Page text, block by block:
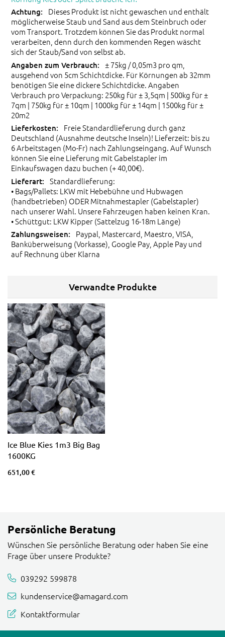
Dieses Produkt ist nicht gewaschen und enthält
möglicherweise Staub und Sand aus dem Steinbruch oder
vom Transport. Trotzdem können Sie das Produkt normal
verarbeiten, denn durch den kommenden Regen wäscht
sich der Staub/Sand von selbst ab.
± 75kg / 0,05m3 pro qm,
ausgehend von 5cm Schichtdicke. Für Körnungen ab 32mm
benötigen Sie eine dickere Schichtdicke. Angaben
Verbrauch pro Verpackung: 250kg für ± 3,5qm | 500kg für ±
7qm | 750kg für ± 10qm | 1000kg für ± 14qm | 1500kg für ±
20m2
Freie Standardlieferung durch ganz
Deutschland (Ausnahme deutsche Inseln)! Lieferzeit: bis zu
6 Arbeitstagen (Mo-Fr) nach Zahlungseingang. Auf Wunsch
können Sie eine Lieferung mit Gabelstapler im
Einkaufswagen dazu buchen (+ 40,00€).
Standardlieferung:
• Bags/Pallets: LKW mit Hebebühne und Hubwagen
(handbetrieben) ODER Mitnahmestapler (Gabelstapler)
nach unserer Wahl. Unsere Fahrzeugen haben keinen Kran.
• Schüttgut: LKW Kipper (Sattelzug 16-18m Länge)
Paypal, Mastercard, Maestro, VISA,
Banküberweisung (Vorkasse), Google Pay, Apple Pay und
auf Rechnung über Klarna
Verwandte Produkte
Ice Blue Kies 1m3 Big Bag
1600KG
651,00 €
Persönliche Beratung
Wünschen Sie persönliche Beratung oder haben Sie eine
Frage über unsere Produkte?
039292 599878
kundenservice@amagard.com
Kontaktformular